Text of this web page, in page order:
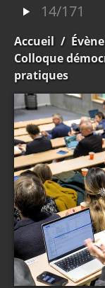
14/171
Accueil /
Colloque
pratiques